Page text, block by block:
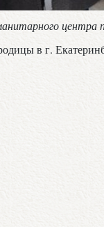
центра
в г.